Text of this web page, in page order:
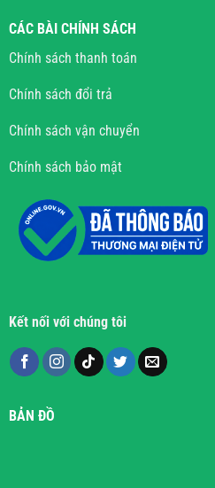
CÁC BÀI CHÍNH SÁCH
Chính sách thanh toán
Chính sách đổi trả
Chính sách vận chuyển
Chính sách bảo mật
Kết nối với chúng tôi
BẢN ĐỒ